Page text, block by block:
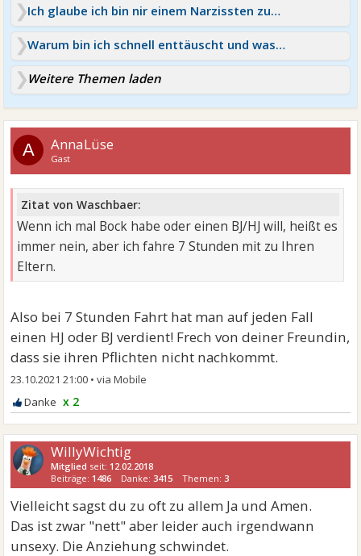
Ich glaube ich bin nir einem Narzissten zusammen
Warum bin ich schnell enttäuscht und was kann ich tun?
Weitere Themen laden
A AnnaLüse
Gast
Zitat von Waschbaer:
Wenn ich mal Bock habe oder einen BJ/HJ will, heißt es
immer nein, aber ich fahre 7 Stunden mit zu Ihren
Eltern.
Also bei 7 Stunden Fahrt hat man auf jeden Fall
einen HJ oder BJ verdient! Frech von deiner Freundin,
dass sie ihren Pflichten nicht nachkommt.
23.10.2021 21:00 •
x 2
WillyWichtig
Mitglied seit: 12.02.2018
Beiträge: 1486 Danke: 3415 Themen: 3
Vielleicht sagst du zu oft zu allem Ja und Amen.
Das ist zwar "nett" aber leider auch irgendwann
unsexy. Die Anziehung schwindet.